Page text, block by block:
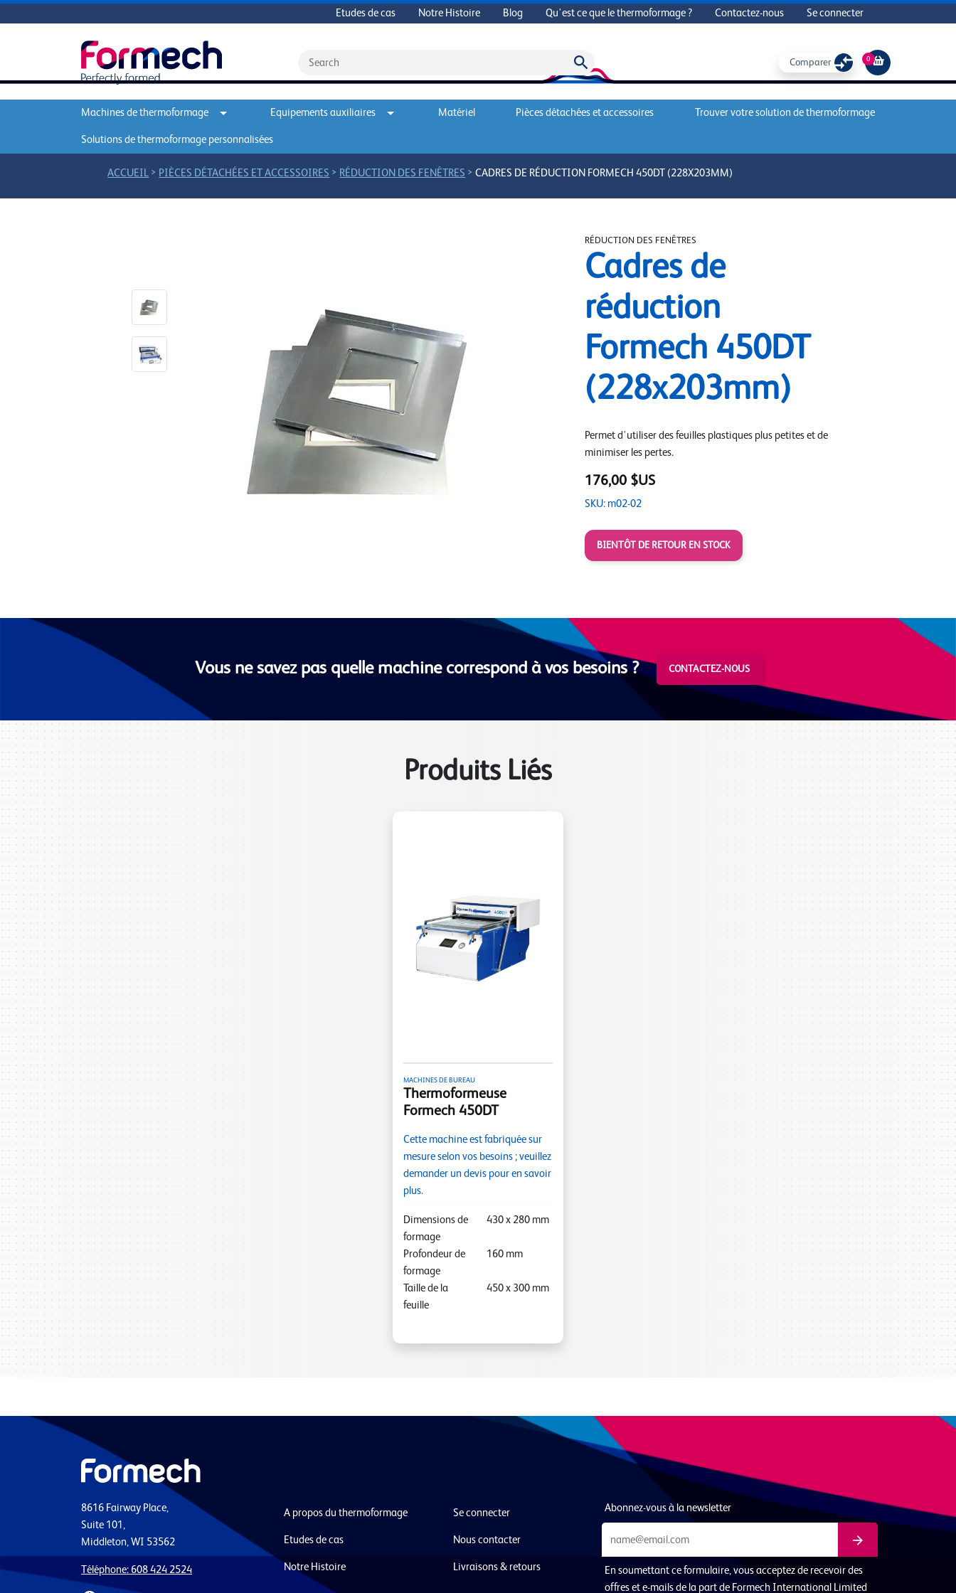
Etudes de cas Notre Histoire Blog Qu'est ce que le thermoformage ? Contactez-nous Se connecter
Comparer 0
Machines de thermoformage Equipements auxiliaires Matériel Pièces détachées et accessoires Trouver votre solution de thermoformage
Solutions de thermoformage personnalisées
ACCUEIL > PIÈCES DÉTACHÉES ET ACCESSOIRES > RÉDUCTION DES FENÊTRES >CADRES DE RÉDUCTION FORMECH 450DT (228X203MM)
RÉDUCTION DES FENÊTRES
Cadres de
réduction
Formech 450DT
(228x203mm)
Permet d'utiliser des feuilles plastiques plus petites et de
minimiser les pertes.
176,00 $US
SKU: m02-02
BIENTÔT DE RETOUR EN STOCK
Vous ne savez pas quelle machine correspond à vos besoins ? CONTACTEZ-NOUS
Produits Liés
MACHINES DE BUREAU
Thermoformeuse
Formech 450DT
Cette machine est fabriquée sur
mesure selon vos besoins ; veuillez
demander un devis pour en savoir
plus.
Dimensions de
formage
430 x 280 mm
Profondeur de
formage
160 mm
Taille de la
feuille
450 x 300 mm
8616 Fairway Place,
Suite 101,
Middleton, WI 53562
Téléphone: 608 424 2524
A propos du thermoformage
Etudes de cas
Notre Histoire
Se connecter
Nous contacter
Livraisons & retours
Abonnez-vous à la newsletter
En soumettant ce formulaire, vous acceptez de recevoir des
offres et e-mails de la part de Formech International Limited